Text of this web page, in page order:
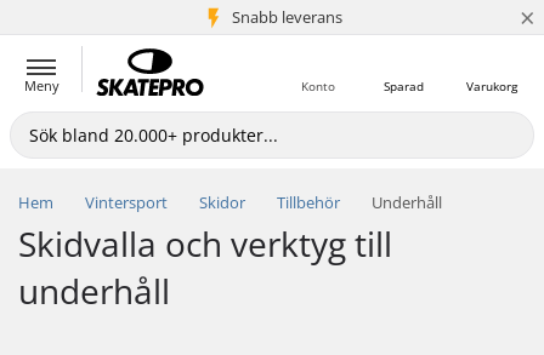
Snabb leverans
5+ milj. kunder ×
Meny Varukorg
Sparad
Konto
Hem Vintersport Skidor Tillbehör Underhåll
Skidvalla och verktyg till
underhåll